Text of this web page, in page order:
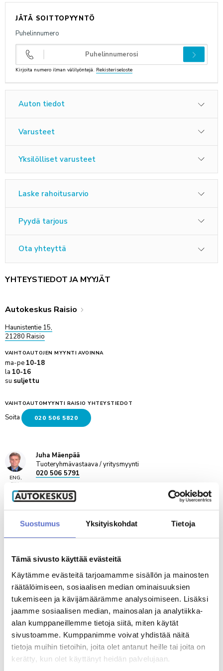
Suostumus Yksityiskohdat Tietoja
Tämä sivusto käyttää evästeitä
Käytämme evästeitä tarjoamamme sisällön ja mainosten
räätälöimiseen, sosiaalisen median ominaisuuksien
tukemiseen ja kävijämäärämme analysoimiseen. Lisäksi
jaamme sosiaalisen median, mainosalan ja analytiikka-
alan kumppaneillemme tietoja siitä, miten käytät
sivustoamme. Kumppanimme voivat yhdistää näitä
tietoja muihin tietoihin, joita olet antanut heille tai joita on
kerätty, kun olet käyttänyt heidän palvelujaan.
ANNA PALAUTETTA
JÄTÄ SOITTOPYYNTÖ
Puhelinnumero
Kirjoita numero ilman välilyöntejä. Rekisteriseloste
Auton tiedot
Varusteet
Yksilölliset varusteet
Laske rahoitusarvio
Pyydä tarjous
Ota yhteyttä
YHTEYSTIEDOT JA MYYJÄT
Autokeskus Raisio
Haunistentie 15,
21280 Raisio
VAIHTOAUTOJEN MYYNTI AVOINNA
ma-pe 10-18
la 10-16
su suljettu
VAIHTOAUTOMYYNTI RAISIO YHTEYSTIEDOT
Soita 020 506 5820
ENG,
FIN,
SWE
Juha Mäenpää
Tuoteryhmävastaava / yritysmyynti
020 506 5791
SWE
Henrik Ronkainen
020 506 5808
ENG
Toni Mäkelä
Automyyjä
020 506 5772
MUUT KATSOIVAT MYÖS